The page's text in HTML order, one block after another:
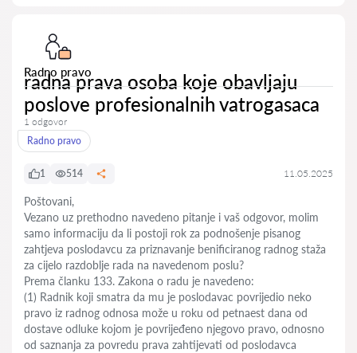
Radno pravo
radna prava osoba koje obavljaju
poslove profesionalnih vatrogasaca
1 odgovor
Radno pravo
1 514 11.05.2025
Poštovani,
Vezano uz prethodno navedeno pitanje i vaš odgovor, molim
samo informaciju da li postoji rok za podnošenje pisanog
zahtjeva poslodavcu za priznavanje benificiranog radnog staža
za cijelo razdoblje rada na navedenom poslu?
Prema članku 133. Zakona o radu je navedeno:
(1) Radnik koji smatra da mu je poslodavac povrijedio neko
pravo iz radnog odnosa može u roku od petnaest dana od
dostave odluke kojom je povrijeđeno njegovo pravo, odnosno
od saznanja za povredu prava zahtijevati od poslodavca